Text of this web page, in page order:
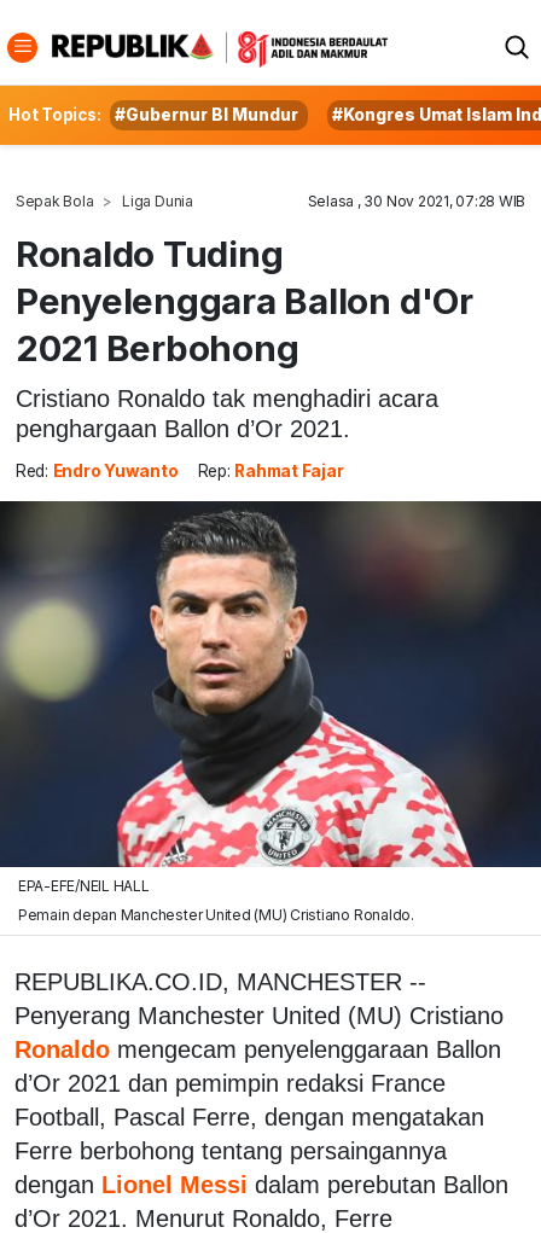
Hot Topics: #Gubernur BI Mundur #Kongres Umat Islam
Sepak Bola Liga Dunia Selasa , 30 Nov 2021, 07:28 WIB
Ronaldo Tuding
Penyelenggara Ballon d'Or
2021 Berbohong
Cristiano Ronaldo tak menghadiri acara
penghargaan Ballon d’Or 2021.
Red: Endro Yuwanto Rep: Rahmat Fajar
EPA-EFE/NEIL HALL
Pemain depan Manchester United (MU) Cristiano Ronaldo.
REPUBLIKA.CO.ID, MANCHESTER --
Penyerang Manchester United (MU) Cristiano
Ronaldo mengecam penyelenggaraan Ballon
d’Or 2021 dan pemimpin redaksi France
Football, Pascal Ferre, dengan mengatakan
Ferre berbohong tentang persaingannya
dengan Lionel Messi dalam perebutan Ballon
d’Or 2021. Menurut Ronaldo, Ferre